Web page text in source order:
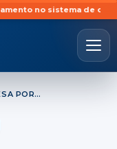
sistema de oxigênio
MULHER É PRESA POR TRÁFICO DE DROGAS NO BAIRRO ALTO DA BOA VISTA EM SANTA MARIA